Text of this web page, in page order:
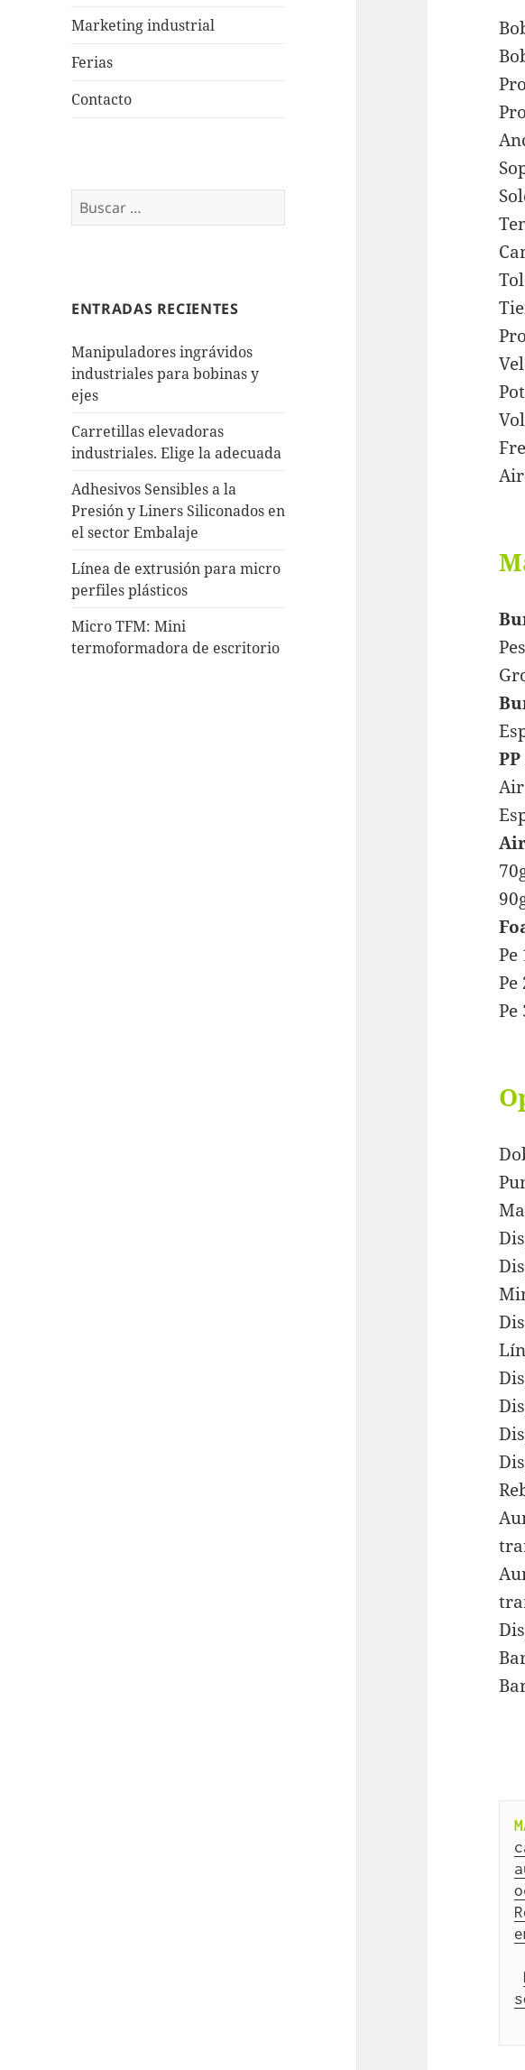
Marketing industrial
Ferias
Contacto
Buscar:
ENTRADAS RECIENTES
Manipuladores ingrávidos
industriales para bobinas y
ejes
Carretillas elevadoras
industriales. Elige la adecuada
Adhesivos Sensibles a la
Presión y Liners Siliconados en
el sector Embalaje
Línea de extrusión para micro
perfiles plásticos
Micro TFM: Mini
termoformadora de escritorio